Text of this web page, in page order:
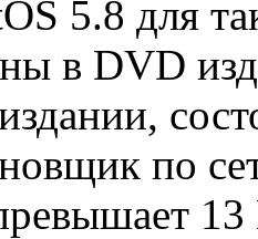
5.8 для
в DVD
по